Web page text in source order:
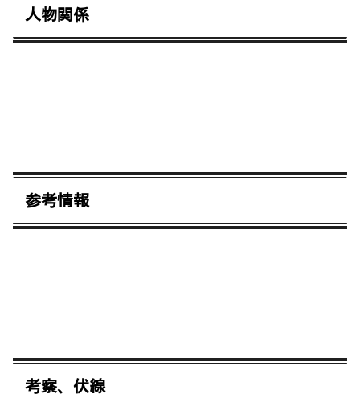
人物関係
参考情報
考察、伏線